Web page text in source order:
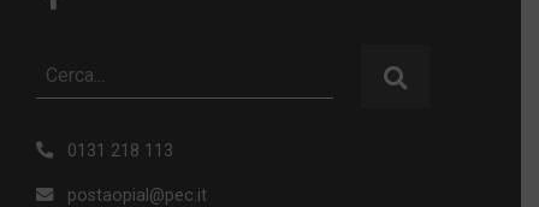
0131 218 113
postaopial@pec.it